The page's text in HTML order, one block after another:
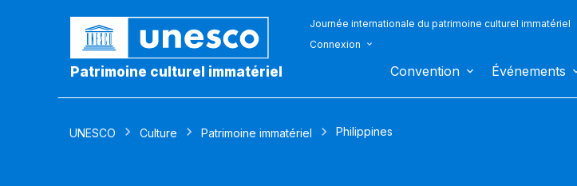
Patrimoine culturel immatériel
Journée internationale du patrimoine culturel immatériel
Connexion
Convention Événements
UNESCO Culture Patrimoine immatériel Philippines